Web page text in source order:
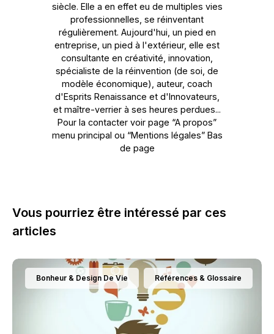
siècle. Elle a en effet eu de multiples vies
professionnelles, se réinventant
régulièrement. Aujourd'hui, un pied en
entreprise, un pied à l'extérieur, elle est
consultante en créativité, innovation,
spécialiste de la réinvention (de soi, de
modèle économique), auteur, coach
d'Esprits Renaissance et d'Innovateurs,
et maître-verrier à ses heures perdues...
Pour la contacter voir page “A propos”
menu principal ou “Mentions légales” Bas
de page
Vous pourriez être intéressé par ces
articles
Bonheur & Design De Vie Références & Glossaire